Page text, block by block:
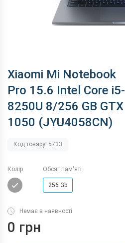
Xiaomi Mi Notebook
Pro 15.6 Intel Core i5-
8250U 8/256 GB GTX
1050 (JYU4058CN)
Код товару: 5733
Колір Обсяг пам'яті
256 Gb
Немає в наявності
0 грн